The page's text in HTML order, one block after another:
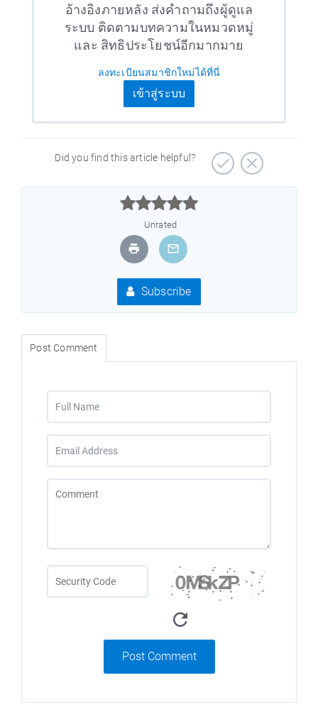
อ้างอิงภายหลัง ส่งคำถามถึงผู้ดูแล
ระบบ ติดตามบทความในหมวดหมู่
และ สิทธิประโยชน์อีกมากมาย
ลงทะเบียนสมาชิกใหม่ได้ที่นี่
เข้าสู่ระบบ
Did you find this article helpful?



Unrated
Subscribe
Post Comment
Post Comment